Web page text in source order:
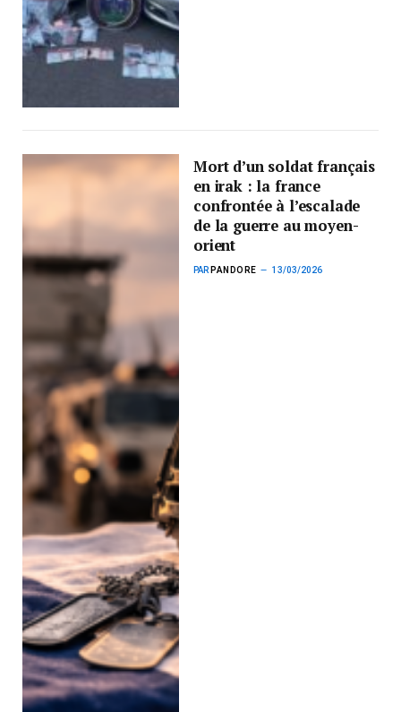
Mort d’un soldat français
en irak : la france
confrontée à l’escalade
de la guerre au moyen-
orient
PAR PANDORE 13/03/2026